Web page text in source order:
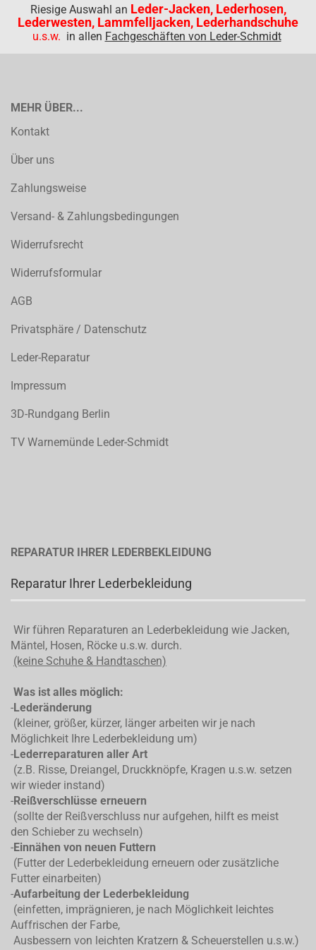
Riesige Auswahl an Leder-Jacken, Lederhosen,
Lederwesten, Lammfelljacken, Lederhandschuhe
u.s.w. in allen Fachgeschäften von Leder-Schmidt
MEHR ÜBER...
Kontakt
Über uns
Zahlungsweise
Versand- & Zahlungsbedingungen
Widerrufsrecht
Widerrufsformular
AGB
Privatsphäre / Datenschutz
Leder-Reparatur
Impressum
3D-Rundgang Berlin
TV Warnemünde Leder-Schmidt
REPARATUR IHRER LEDERBEKLEIDUNG
Reparatur Ihrer Lederbekleidung
Wir führen Reparaturen an Lederbekleidung wie Jacken,
Mäntel, Hosen, Röcke u.s.w. durch.
(keine Schuhe & Handtaschen)
Was ist alles möglich:
-Lederänderung
(kleiner, größer, kürzer, länger arbeiten wir je nach
Möglichkeit Ihre Lederbekleidung um)
-Lederreparaturen aller Art
(z.B. Risse, Dreiangel, Druckknöpfe, Kragen u.s.w. setzen
wir wieder instand)
-Reißverschlüsse erneuern
(sollte der Reißverschluss nur aufgehen, hilft es meist
den Schieber zu wechseln)
-Einnähen von neuen Futtern
(Futter der Lederbekleidung erneuern oder zusätzliche
Futter einarbeiten)
-Aufarbeitung der Lederbekleidung
(einfetten, imprägnieren, je nach Möglichkeit leichtes
Auffrischen der Farbe,
Ausbessern von leichten Kratzern & Scheuerstellen u.s.w.)